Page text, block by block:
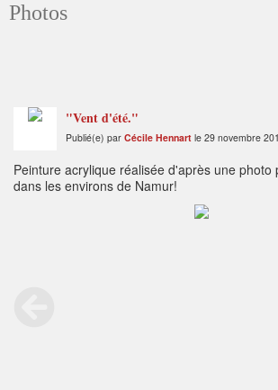
Photos
"Vent d'été."
Publié(e) par Cécile Hennart le 29 novembre
Peinture acrylique réalisée d'après une photo
dans les environs de Namur!